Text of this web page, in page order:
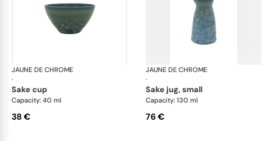
JAUNE DE CHROME
·
Nymphéa
sake cup
Capacity: 40 ml
38 €
JAUNE DE CHROME
·
sake jug, small
Capacity: 130 ml
76 €